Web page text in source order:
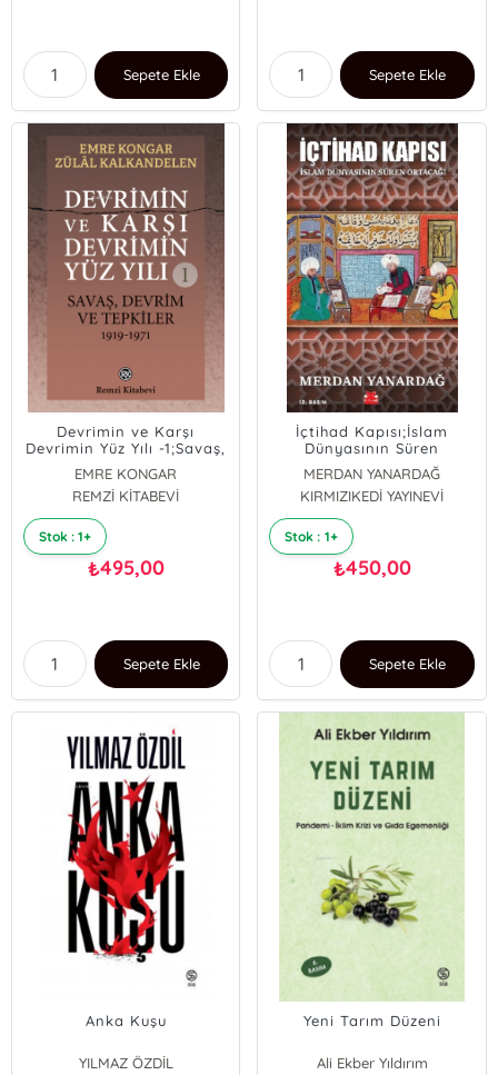
Sepete Ekle Sepete Ekle
Devrimin ve Karşı
Devrimin Yüz Yılı -1;Savaş,
Devrim ve Tepkiler 1919-
1971
EMRE KONGAR
ZÜLAL KALKANDELEN
REMZİ KİTABEVİ
Stok : 1+
₺495,00
Sepete Ekle
İçtihad Kapısı;İslam
Dünyasının Süren
MERDAN YANARDAĞ
KIRMIZIKEDİ YAYINEVİ
Stok : 1+
₺450,00
Sepete Ekle
Anka Kuşu
YILMAZ ÖZDİL
Yeni Tarım Düzeni
Ali Ekber Yıldırım